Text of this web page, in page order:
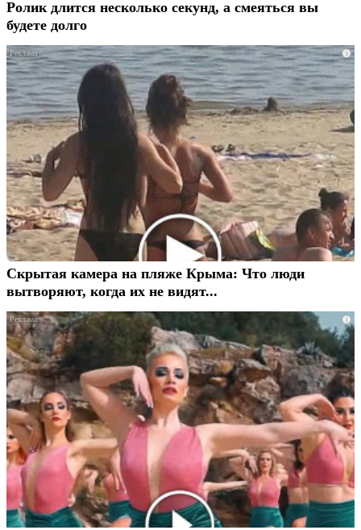
Ролик длится несколько секунд, а смеяться вы
будете долго
i
Скрытая камера на пляже Крыма: Что люди
вытворяют, когда их не видят...
i